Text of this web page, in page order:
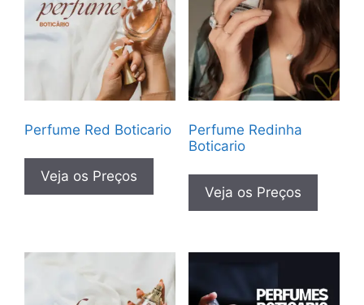
Perfume Red Boticario
Veja os Preços
Perfume Redinha
Boticario
Veja os Preços